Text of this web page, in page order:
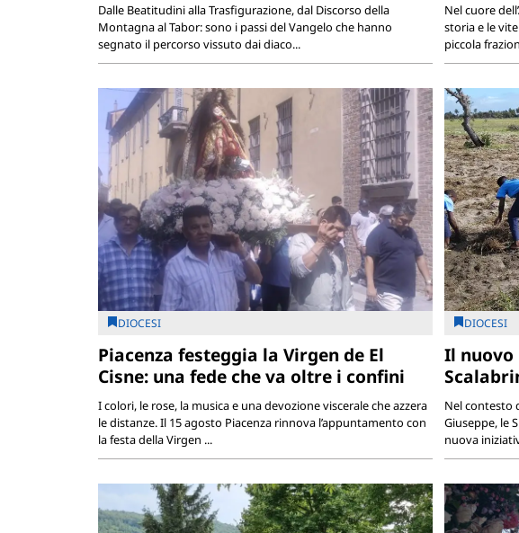
Dalle Beatitudini alla Trasfigurazione, dal Discorso della
Montagna al Tabor: sono i passi del Vangelo che hanno
segnato il percorso vissuto dai diaco...
Nel cuore
storia e le
piccola
DIOCESI
Piacenza festeggia la Virgen de El
Cisne: una fede che va oltre i confini
I colori, le rose, la musica e una devozione viscerale che azzera
le distanze. Il 15 agosto Piacenza rinnova l’appuntamento con
la festa della Virgen ...
DIOCESI
Il
Nel contesto
Giuseppe, le
nuova